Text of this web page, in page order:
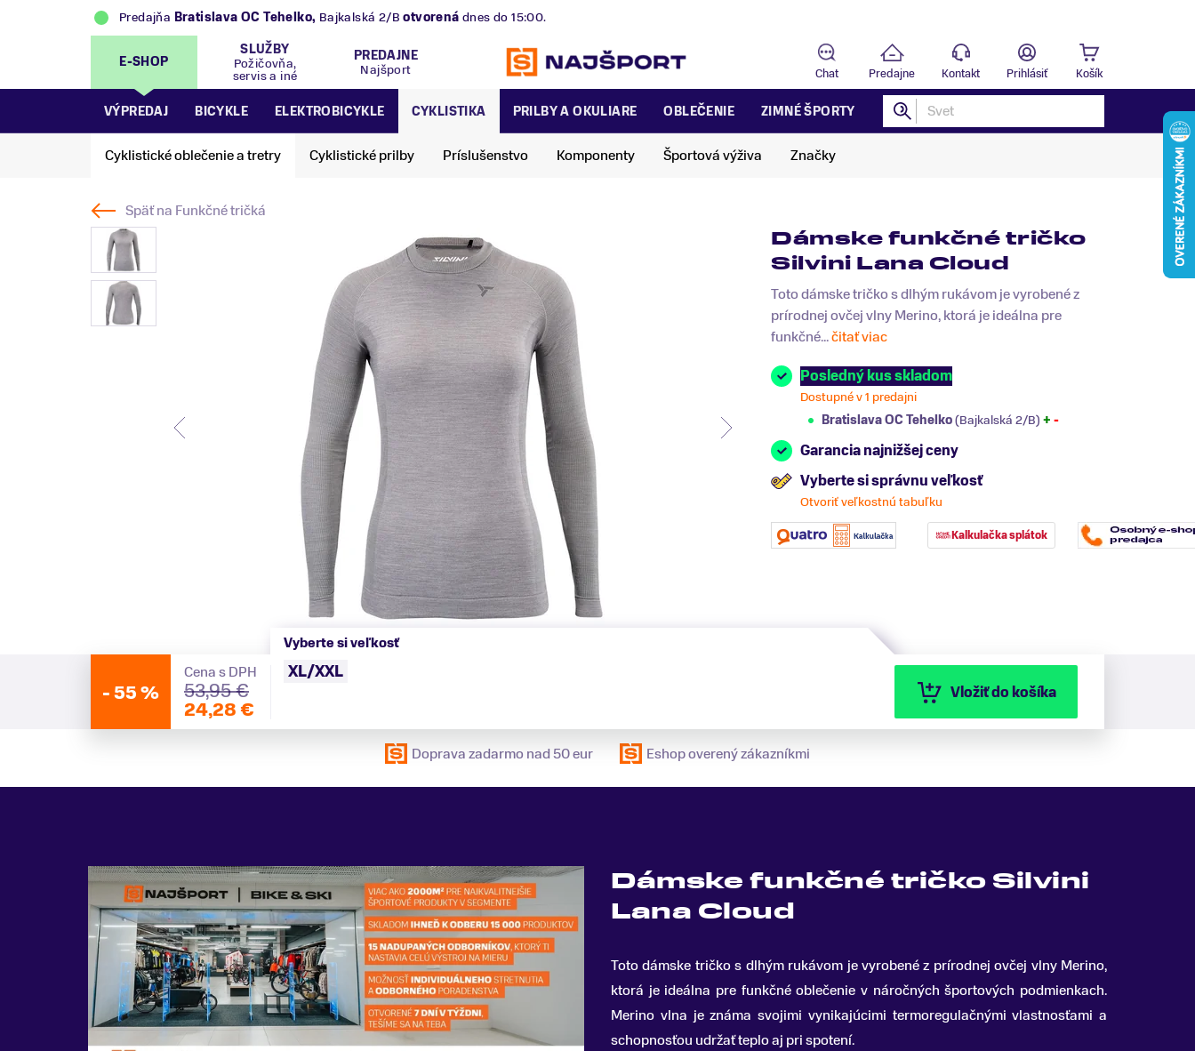
Predajňa Bratislava OC Tehelko, Bajkalská 2/B otvorená dnes do 15:00.
E-SHOP
SLUŽBY
Požičovňa,
servis a iné
PREDAJNE
Najšport
Chat Predajne Kontakt Prihlásiť Košík
VÝPREDAJ BICYKLE ELEKTROBICYKLE CYKLISTIKA PRILBY A OKULIARE OBLEČENIE ZIMNÉ ŠPORTY
Cyklistické oblečenie a tretry Cyklistické prilby Príslušenstvo Komponenty Športová výživa Značky
Späť na Funkčné tričká
Dámske funkčné tričko
Silvini Lana Cloud
Toto dámske tričko s dlhým rukávom je vyrobené z
prírodnej ovčej vlny Merino, ktorá je ideálna pre
funkčné...čitať viac
Posledný kus skladom
Dostupné v 1 predajni
Bratislava OC Tehelko(Bajkalská 2/B) + -
Garancia najnižšej ceny
Vyberte si správnu veľkosť
Otvoriť veľkostnú tabuľku
Kalkulačka splátok
-55 %
Cena s DPH
53,95 €
24,28 €
Vyberte si veľkosť
XL/XXL
Vložiť do košíka
Doprava zadarmo nad 50 eur Eshop overený zákazníkmi
Dámske funkčné tričko Silvini
Lana Cloud
Toto dámske tričko s dlhým rukávom je vyrobené z prírodnej ovčej vlny Merino,
ktorá je ideálna pre funkčné oblečenie v náročných športových podmienkach.
Merino vlna je známa svojimi vynikajúcimi termoregulačnými vlastnosťami a
schopnosťou udržať teplo aj pri spotení.